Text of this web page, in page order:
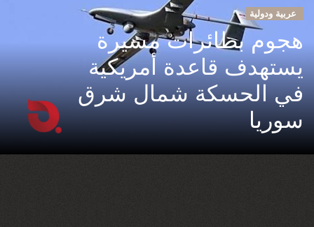
عربية ودولية
هجوم بطائرات مسيرة
يستهدف قاعدة أمريكية
في الحسكة شمال شرق
سوريا